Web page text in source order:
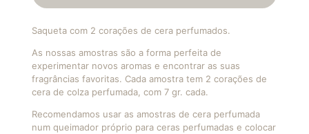
Saqueta com 2 corações de cera perfumados.
As nossas amostras são a forma perfeita de
experimentar novos aromas e encontrar as suas
fragrâncias favoritas. Cada amostra tem 2 corações de
cera de colza perfumada, com 7 gr. cada.
Recomendamos usar as amostras de cera perfumada
num queimador próprio para ceras perfumadas e colocar